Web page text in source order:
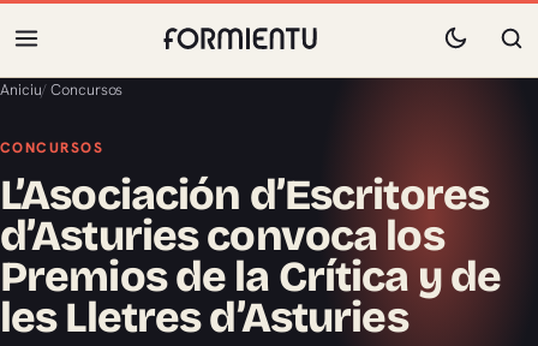
Aniciu/Concursos
CONCURSOS
L’Asociación d’Escritores
d’Asturies convoca los
Premios de la Crítica y de
les Lletres d’Asturies